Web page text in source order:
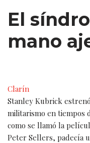
El
mano
Clarín
Stanley Kubrick
militarismo en tiempos
como se llamó la
Peter Sellers, padecía